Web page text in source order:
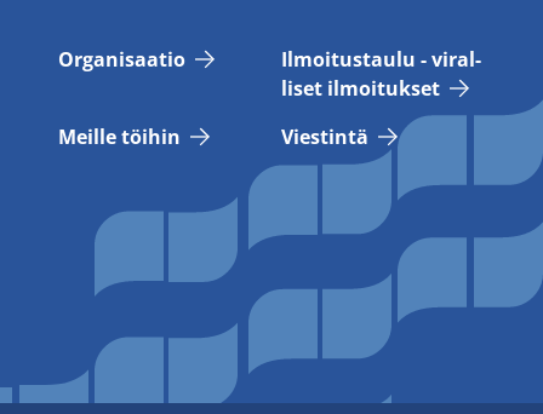
Or­ga­ni­saa­tio
Il­moi­tus­tau­lu - vi­ral­
li­set il­moi­tuk­set
Meil­le töi­hin
Vies­tin­tä